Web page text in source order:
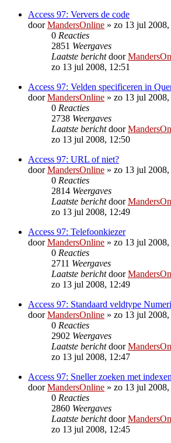
Access 97: Ververs de code
doorMandersOnline » zo 13 jul 2008,
0 Reacties
2851 Weergaves
Laatste berichtdoor
zo 13 jul 2008, 12:51
Access 97: Velden specificeren in
doorMandersOnline » zo 13 jul 2008,
0 Reacties
2738 Weergaves
Laatste berichtdoor
zo 13 jul 2008, 12:50
Access 97: URL of niet?
doorMandersOnline » zo 13 jul 2008,
0 Reacties
2814 Weergaves
Laatste berichtdoor
zo 13 jul 2008, 12:49
Access 97: Telefoonkiezer
doorMandersOnline » zo 13 jul 2008,
0 Reacties
2711 Weergaves
Laatste berichtdoor
zo 13 jul 2008, 12:49
Access 97: Standaard veldtype
doorMandersOnline » zo 13 jul 2008,
0 Reacties
2902 Weergaves
Laatste berichtdoor
zo 13 jul 2008, 12:47
Access 97: Sneller zoeken met indexen
doorMandersOnline » zo 13 jul 2008,
0 Reacties
2860 Weergaves
Laatste berichtdoor
zo 13 jul 2008, 12:45